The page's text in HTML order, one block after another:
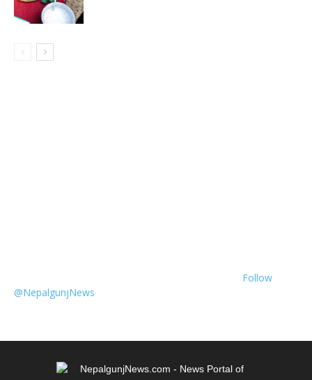
Follow
@NepalgunjNews